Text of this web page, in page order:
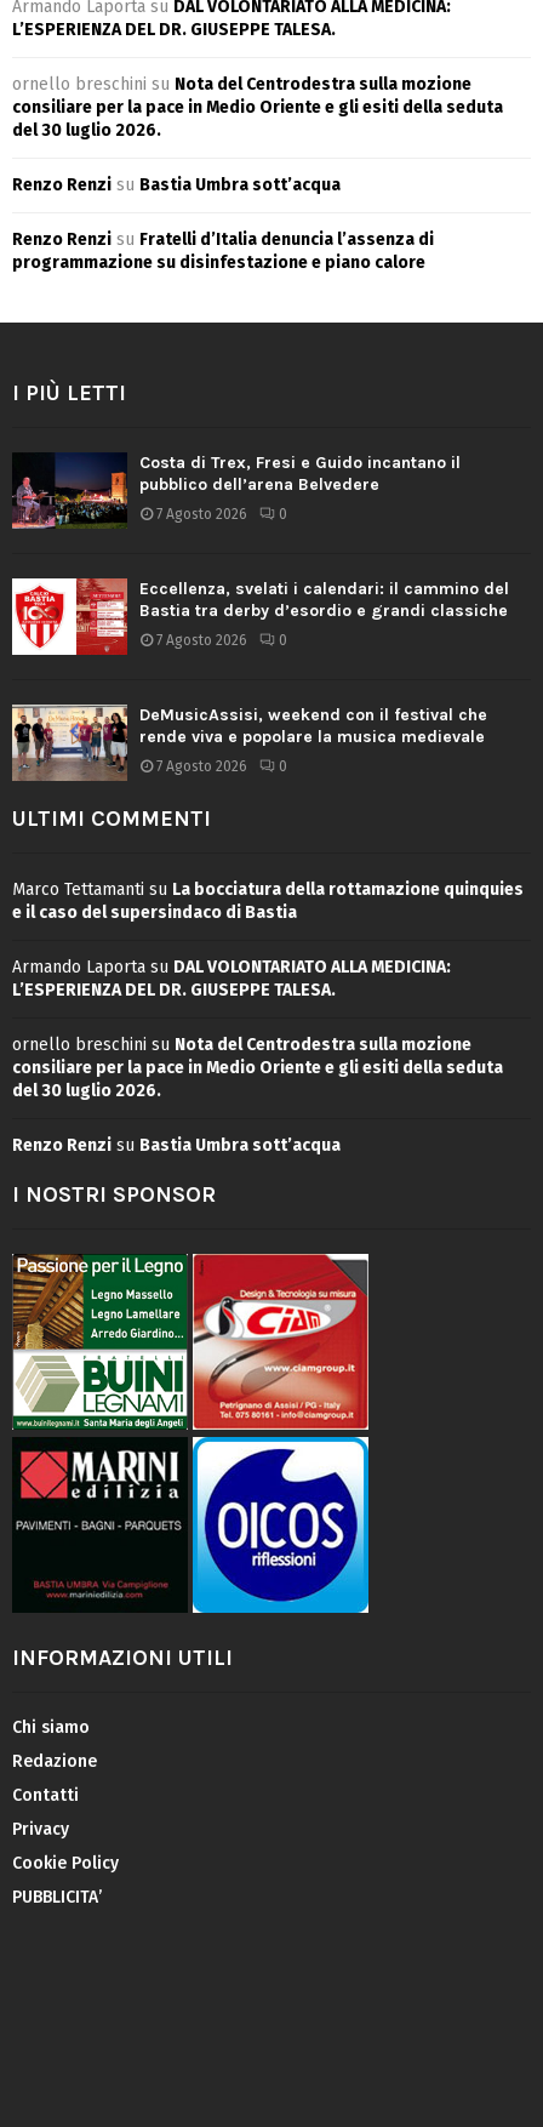
Armando Laporta su DAL VOLONTARIATO ALLA MEDICINA:
L’ESPERIENZA DEL DR. GIUSEPPE TALESA.
ornello breschini su Nota del Centrodestra sulla mozione
consiliare per la pace in Medio Oriente e gli esiti della seduta
del 30 luglio 2026.
Renzo Renzi su Bastia Umbra sott’acqua
Renzo Renzi su Fratelli d’Italia denuncia l’assenza di
programmazione su disinfestazione e piano calore
I PIÙ LETTI
Costa di Trex, Fresi e Guido incantano il
pubblico dell’arena Belvedere
7 Agosto 2026 0
Eccellenza, svelati i calendari: il cammino del
Bastia tra derby d’esordio e grandi classiche
7 Agosto 2026 0
DeMusicAssisi, weekend con il festival che
rende viva e popolare la musica medievale
7 Agosto 2026 0
ULTIMI COMMENTI
Marco Tettamanti su La bocciatura della rottamazione quinquies
e il caso del supersindaco di Bastia
Armando Laporta su DAL VOLONTARIATO ALLA MEDICINA:
L’ESPERIENZA DEL DR. GIUSEPPE TALESA.
ornello breschini su Nota del Centrodestra sulla mozione
consiliare per la pace in Medio Oriente e gli esiti della seduta
del 30 luglio 2026.
Renzo Renzi su Bastia Umbra sott’acqua
I NOSTRI SPONSOR
INFORMAZIONI UTILI
Chi siamo
Redazione
Contatti
Privacy
Cookie Policy
PUBBLICITA’